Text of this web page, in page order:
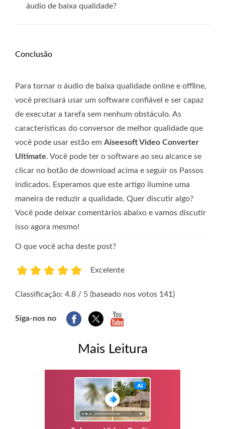
áudio de baixa qualidade?
Conclusão
Para tornar o áudio de baixa qualidade online e offline,
você precisará usar um software confiável e ser capaz
de executar a tarefa sem nenhum obstáculo. As
características do conversor de melhor qualidade que
você pode usar estão em Aiseesoft Video Converter
Ultimate. Você pode ter o software ao seu alcance se
clicar no botão de download acima e seguir os Passos
indicados. Esperamos que este artigo ilumine uma
maneira de reduzir a qualidade. Quer discutir algo?
Você pode deixar comentários abaixo e vamos discutir
isso agora mesmo!
O que você acha deste post?
Excelente
Classificação: 4.8 / 5 (baseado nos votos 141)
Siga-nos no
Mais Leitura